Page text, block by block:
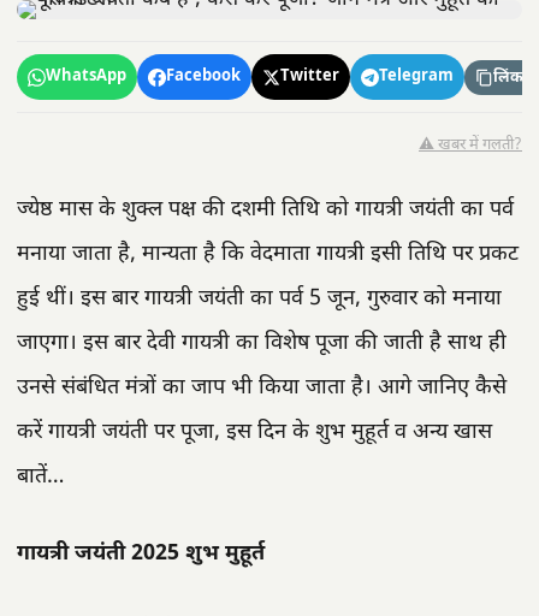
WhatsApp Facebook Twitter Telegram लिंक
⚠️ खबर में गलती?
ज्येष्ठ मास के शुक्ल पक्ष की दशमी तिथि को गायत्री जयंती का पर्व
मनाया जाता है, मान्यता है कि वेदमाता गायत्री इसी तिथि पर प्रकट
हुई थीं। इस बार गायत्री जयंती का पर्व 5 जून, गुरुवार को मनाया
जाएगा। इस बार देवी गायत्री का विशेष पूजा की जाती है साथ ही
उनसे संबंधित मंत्रों का जाप भी किया जाता है। आगे जानिए कैसे
करें गायत्री जयंती पर पूजा, इस दिन के शुभ मुहूर्त व अन्य खास
बातें…
गायत्री जयंती 2025 शुभ मुहूर्त